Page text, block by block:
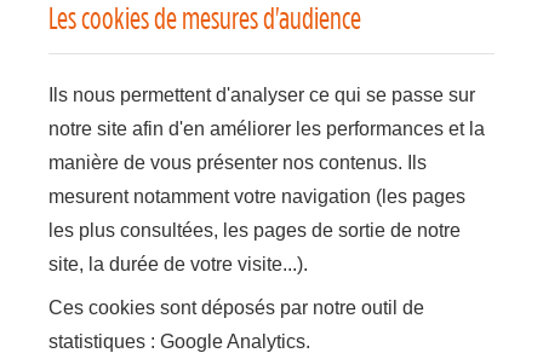
Les cookies de mesures d'audience
Ils nous permettent d'analyser ce qui se passe sur
notre site afin d'en améliorer les performances et la
manière de vous présenter nos contenus. Ils
mesurent notamment votre navigation (les pages
les plus consultées, les pages de sortie de notre
site, la durée de votre visite...).
Ces cookies sont déposés par notre outil de
statistiques : Google Analytics.